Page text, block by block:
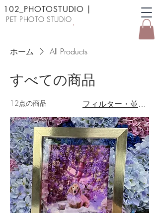
PET PHOTO STUDIO
102_PHOTOSTUDIO
ホーム All Products
すべての商品
12点の商品 フィルター・並び替え